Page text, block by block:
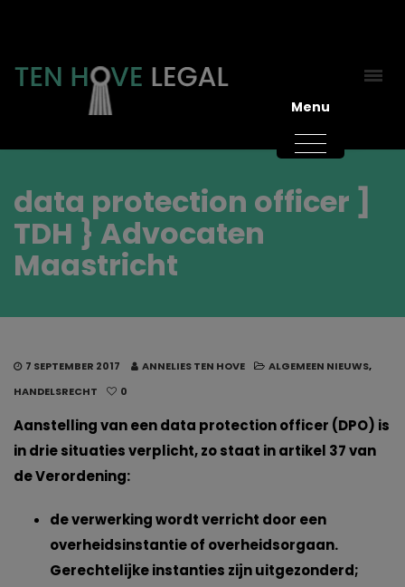
data protection officer ]
TDH } Advocaten
Maastricht
7 SEPTEMBER 2017 ANNELIES TEN HOVE ALGEMEEN NIEUWS,
HANDELSRECHT
0
Aanstelling van een data protection officer (DPO) is
in drie situaties verplicht, zo staat in artikel 37 van
de Verordening:
de verwerking wordt verricht door een
overheidsinstantie of overheidsorgaan.
Gerechtelijke instanties zijn uitgezonderd;
Menu